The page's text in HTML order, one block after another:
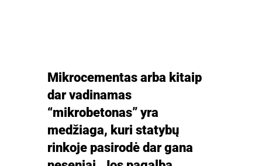
Mikrocementas arba kitaip
dar vadinamas
“mikrobetonas” yra
medžiaga, kuri statybų
rinkoje pasirodė dar gana